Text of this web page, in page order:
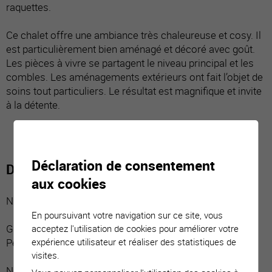
raquettes.
Ce chalet offre une ambiance très chaleureuse et cosy. Il
est particulièrement bien aménagé et décoré avec goût.
Les pièces à vivre se partagent le niveau principal et les
combles. Les aménagements extérieurs ont fait l’objet de
soins tout particuliers. Le résultat est magnifique et invite
à la détente.
Distribution du bien
Niveau inférieur :
Grande cave avec entrée indépendante
Petite cave avec entrée indépendante
Déclaration de consentement
aux cookies
En poursuivant votre navigation sur ce site, vous
acceptez l'utilisation de cookies pour améliorer votre
expérience utilisateur et réaliser des statistiques de
visites.